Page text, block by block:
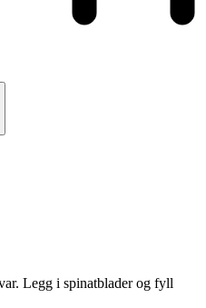
Legg i spinatblader og fyll